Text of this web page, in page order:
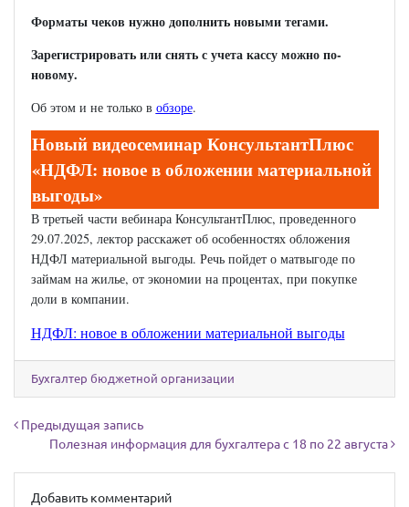
Форматы чеков нужно дополнить новыми тегами.
Зарегистрировать или снять с учета кассу можно по-
новому.
Об этом и не только в обзоре.
Новый видеосеминар КонсультантПлюс
«НДФЛ: новое в обложении материальной
выгоды»
В третьей части вебинара КонсультантПлюс, проведенного
29.07.2025, лектор расскажет об особенностях обложения
НДФЛ материальной выгоды. Речь пойдет о матвыгоде по
займам на жилье, от экономии на процентах, при покупке
доли в компании.
НДФЛ: новое в обложении материальной выгоды
Бухгалтер бюджетной организации
Навигация по записям
Предыдущая запись
Полезная информация для бухгалтера с 18 по 22 августа
Добавить комментарий